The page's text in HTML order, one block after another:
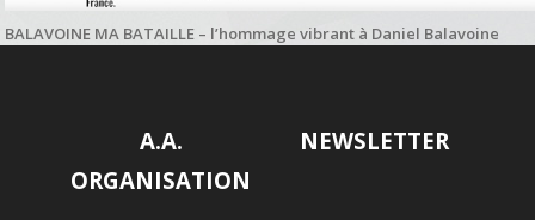
BALAVOINE MA BATAILLE – l’hommage vibrant à Daniel Balavoine
A.A.
ORGANISATION
NEWSLETTER